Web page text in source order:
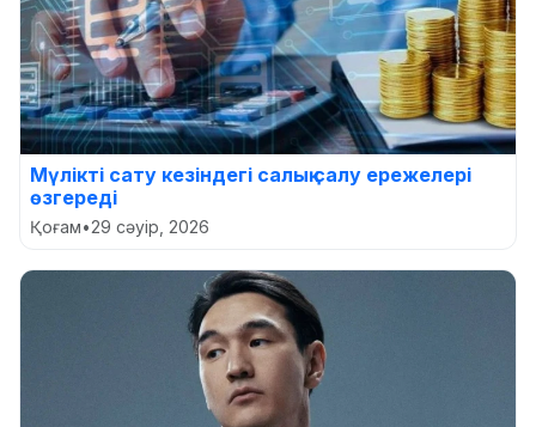
Мүлікті сату кезіндегі салық салу ережелері
өзгереді
Қоғам•29 сәуір, 2026